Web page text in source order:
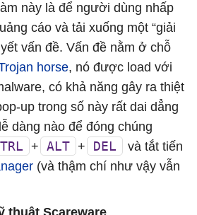
này là để người dùng nhấp
cáo và tải xuống một “giải
vấn đề. Vấn đề nằm ở chỗ
horse, nó được load với
có khả năng gây ra thiệt
up trong số này rất dai dẳng
dàng nào để đóng chúng
+ ALT + DEL
và tắt tiến
(và thậm chí như vậy vẫn